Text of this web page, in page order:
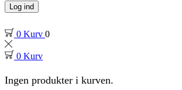
Log ind
0 Kurv 0
0 Kurv
Ingen produkter i kurven.